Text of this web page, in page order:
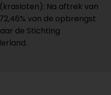
Na aftrek van
van de opbrengst
de Stichting